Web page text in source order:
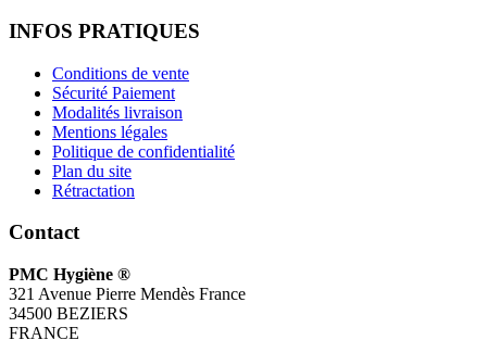
INFOS PRATIQUES
Conditions de vente
Sécurité Paiement
Modalités livraison
Mentions légales
Politique de confidentialité
Plan du site
Rétractation
Contact
PMC Hygiène ®
321 Avenue Pierre Mendès France
34500 BEZIERS
FRANCE